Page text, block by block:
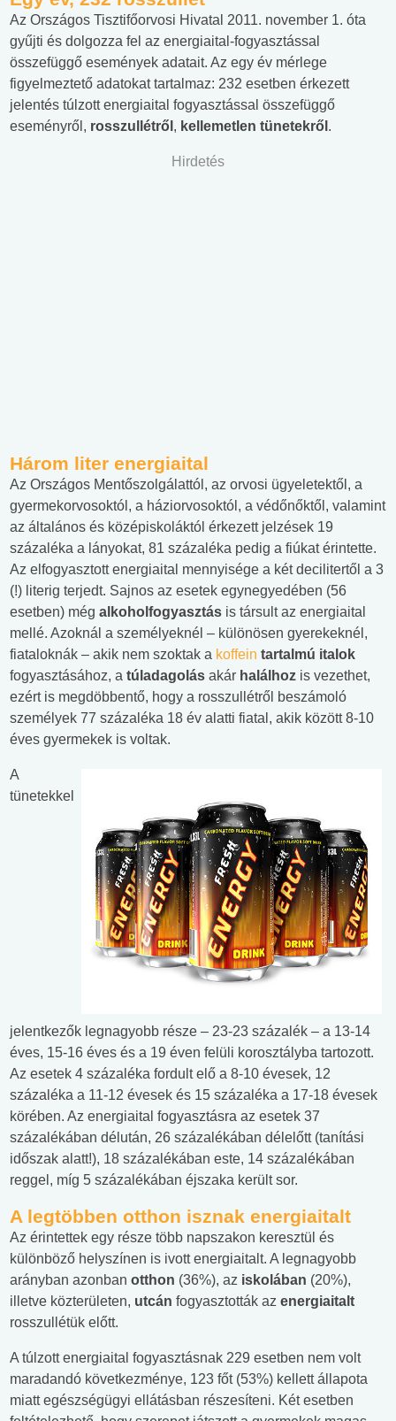
Az Országos Tisztifőorvosi Hivatal 2011. november 1. óta
gyűjti és dolgozza fel az energiaital-fogyasztással
összefüggő események adatait. Az egy év mérlege
figyelmeztető adatokat tartalmaz: 232 esetben érkezett
jelentés túlzott energiaital fogyasztással összefüggő
eseményről, rosszullétről , kellemetlen tünetekről .
Hirdetés
Három liter energiaital
Az Országos Mentőszolgálattól, az orvosi ügyeletektől, a
gyermekorvosoktól, a háziorvosoktól, a védőnőktől, valamint
az általános és középiskoláktól érkezett jelzések 19
százaléka a lányokat, 81 százaléka pedig a fiúkat érintette.
Az elfogyasztott energiaital mennyisége a két decilitertől a 3
(!) literig terjedt. Sajnos az esetek egynegyedében (56
esetben) még alkoholfogyasztás is társult az energiaital
mellé. Azoknál a személyeknél – különösen gyerekeknél,
fiataloknák – akik nem szoktak a koffein tartalmú italok
fogyasztásához, a túladagolás akár halálhoz is vezethet,
ezért is megdöbbentő, hogy a rosszullétről beszámoló
személyek 77 százaléka 18 év alatti fiatal, akik között 8-10
éves gyermekek is voltak.
A
tünetekkel
jelentkezők legnagyobb része – 23-23 százalék – a 13-14
éves, 15-16 éves és a 19 éven felüli korosztályba tartozott.
Az esetek 4 százaléka fordult elő a 8-10 évesek, 12
százaléka a 11-12 évesek és 15 százaléka a 17-18 évesek
körében. Az energiaital fogyasztásra az esetek 37
százalékában délután, 26 százalékában délelőtt (tanítási
időszak alatt!), 18 százalékában este, 14 százalékában
reggel, míg 5 százalékában éjszaka került sor.
A legtöbben otthon isznak energiaitalt
Az érintettek egy része több napszakon keresztül és
különböző helyszínen is ivott energiaitalt. A legnagyobb
arányban azonban otthon (36%), az iskolában (20%),
illetve közterületen, utcán fogyasztották az energiaitalt
rosszullétük előtt.
A túlzott energiaital fogyasztásnak 229 esetben nem volt
maradandó következménye, 123 főt (53%) kellett állapota
miatt egészségügyi ellátásban részesíteni. Két esetben